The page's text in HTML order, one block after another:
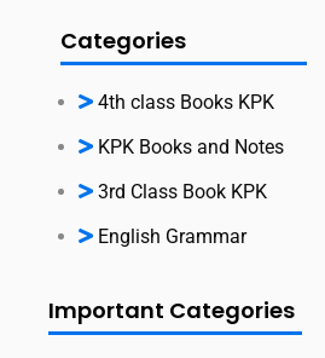
Categories
4th class Books KPK
KPK Books and Notes
3rd Class Book KPK
English Grammar
Important Categories